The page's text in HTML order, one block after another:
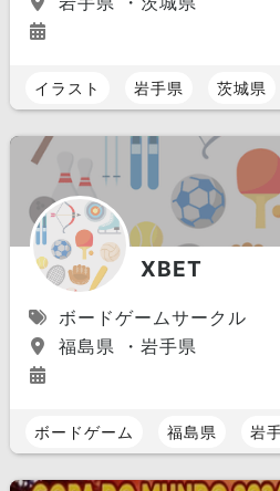
イラスト 岩手県 茨城県
XBET
ボードゲームサークル
福島県 ・岩手県
ボードゲーム 福島県 岩